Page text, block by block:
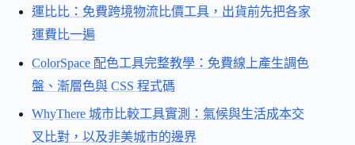
運比比：免費跨境物流比價工具，出貨前先把各家
運費比一遍
ColorSpace 配色工具完整教學：免費線上產生調色
盤、漸層色與 CSS 程式碼
WhyThere 城市比較工具實測：氣候與生活成本交
叉比對，以及非美城市的邊界